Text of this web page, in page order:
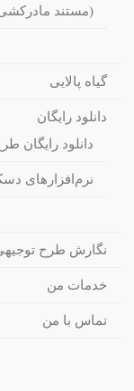
(مستند
گیاه پالایی
دانلود رایگان
دانلود رایگان
نرم‌افزارهای
نگارش طرح
خدمات من
تماس با من